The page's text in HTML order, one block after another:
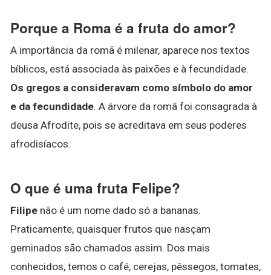
Porque a Roma é a fruta do amor?
A importância da romã é milenar, aparece nos textos
bíblicos, está associada às paixões e à fecundidade.
Os gregos a consideravam como símbolo do amor
e da fecundidade. A árvore da romã foi consagrada à
deusa Afrodite, pois se acreditava em seus poderes
afrodisíacos.
O que é uma fruta Felipe?
Filipe não é um nome dado só a bananas.
Praticamente, quaisquer frutos que nasçam
geminados são chamados assim. Dos mais
conhecidos, temos o café, cerejas, pêssegos, tomates,